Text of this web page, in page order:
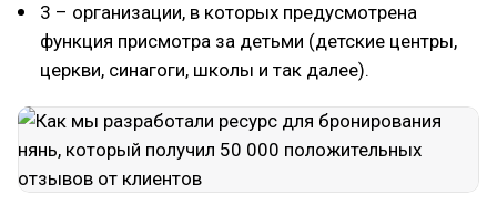
3 – организации, в которых предусмотрена
функция присмотра за детьми (детские центры,
церкви, синагоги, школы и так далее).